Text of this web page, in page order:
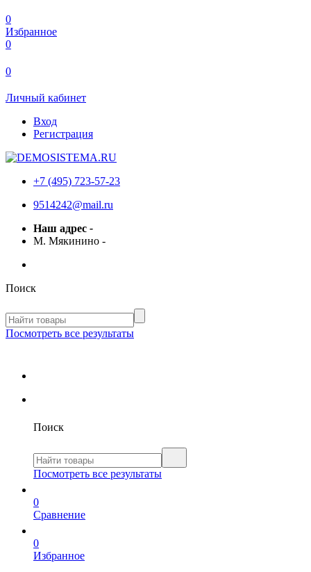
0
Избранное
0
0
Личный кабинет
Вход
Регистрация
+7 (495) 723-57-23
9514242@mail.ru
Наш адрес -
М. Мякинино -
Поиск
Посмотреть все результаты
Поиск
Посмотреть все результаты
0
Сравнение
0
Избранное